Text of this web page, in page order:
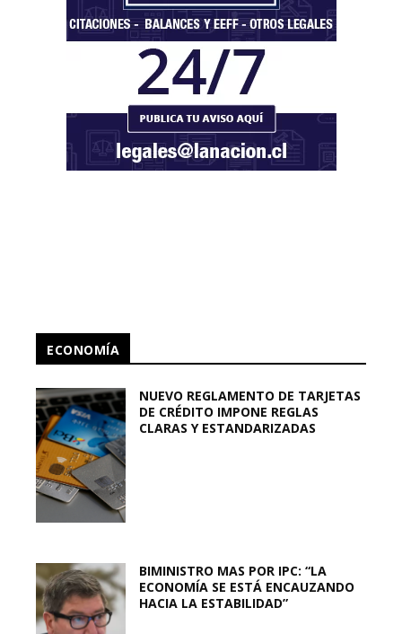
ECONOMÍA
NUEVO REGLAMENTO DE TARJETAS
DE CRÉDITO IMPONE REGLAS
CLARAS Y ESTANDARIZADAS
BIMINISTRO MAS POR IPC: “LA
ECONOMÍA SE ESTÁ ENCAUZANDO
HACIA LA ESTABILIDAD”